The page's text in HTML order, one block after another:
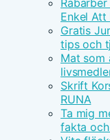
Enkel Att
Gratis
tips och
Mat som
Skrift
RUNA
Ta mig
fakta